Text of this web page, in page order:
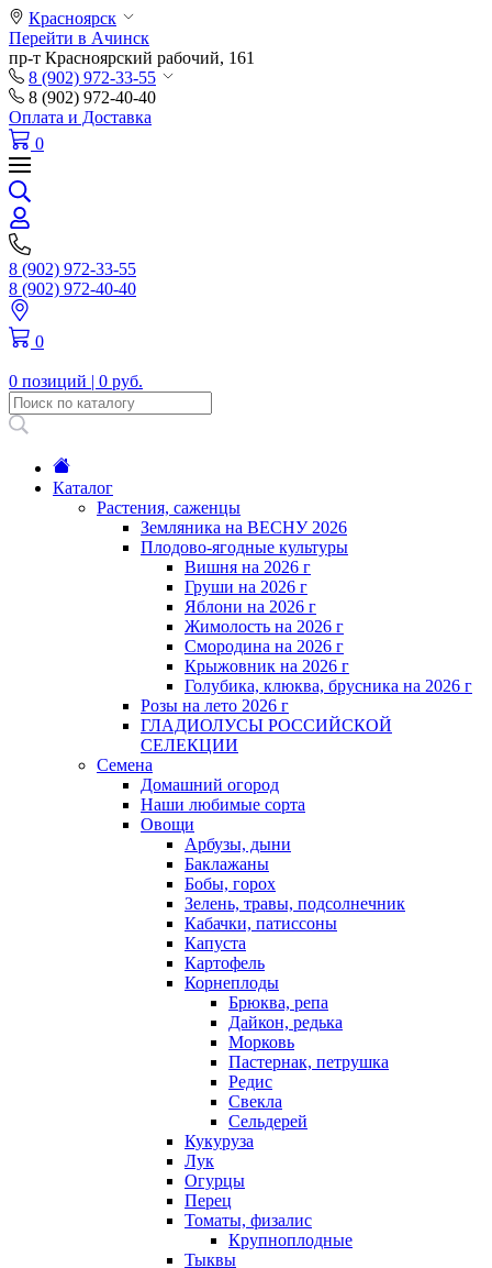
Красноярск
Перейти в Ачинск
пр-т Красноярский рабочий, 161
8 (902) 972-33-55
8 (902) 972-40-40
Оплата и Доставка
0
8 (902) 972-33-55
8 (902) 972-40-40
0
0 позиций | 0 руб.
Каталог
Растения, саженцы
Земляника на ВЕСНУ 2026
Плодово-ягодные культуры
Вишня на 2026 г
Груши на 2026 г
Яблони на 2026 г
Жимолость на 2026 г
Смородина на 2026 г
Крыжовник на 2026 г
Голубика, клюква, брусника на 2026 г
Розы на лето 2026 г
ГЛАДИОЛУСЫ РОССИЙСКОЙ
СЕЛЕКЦИИ
Семена
Домашний огород
Наши любимые сорта
Овощи
Арбузы, дыни
Баклажаны
Бобы, горох
Зелень, травы, подсолнечник
Кабачки, патиссоны
Капуста
Картофель
Корнеплоды
Брюква, репа
Дайкон, редька
Морковь
Пастернак, петрушка
Редис
Свекла
Сельдерей
Кукуруза
Лук
Огурцы
Перец
Томаты, физалис
Крупноплодные
Тыквы